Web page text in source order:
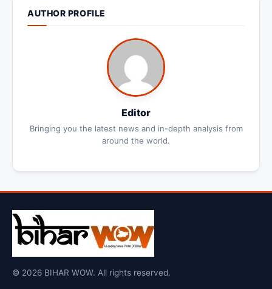
AUTHOR PROFILE
Editor
Bringing you the latest news and in-depth analysis from
around the world.
© 2026 BIHAR WOW. All rights reserved.